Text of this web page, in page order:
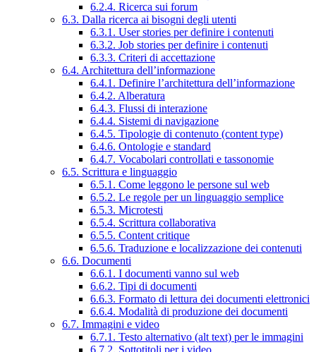
6.2.4. Ricerca sui forum
6.3. Dalla ricerca ai bisogni degli utenti
6.3.1. User stories per definire i contenuti
6.3.2. Job stories per definire i contenuti
6.3.3. Criteri di accettazione
6.4. Architettura dell’informazione
6.4.1. Definire l’architettura dell’informazione
6.4.2. Alberatura
6.4.3. Flussi di interazione
6.4.4. Sistemi di navigazione
6.4.5. Tipologie di contenuto (content type)
6.4.6. Ontologie e standard
6.4.7. Vocabolari controllati e tassonomie
6.5. Scrittura e linguaggio
6.5.1. Come leggono le persone sul web
6.5.2. Le regole per un linguaggio semplice
6.5.3. Microtesti
6.5.4. Scrittura collaborativa
6.5.5. Content critique
6.5.6. Traduzione e localizzazione dei contenuti
6.6. Documenti
6.6.1. I documenti vanno sul web
6.6.2. Tipi di documenti
6.6.3. Formato di lettura dei documenti elettronici
6.6.4. Modalità di produzione dei documenti
6.7. Immagini e video
6.7.1. Testo alternativo (alt text) per le immagini
6.7.2. Sottotitoli per i video